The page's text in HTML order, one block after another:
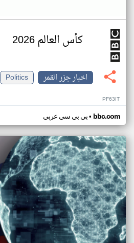
كأس العالم 2026
اخبار جزر القمر
Politics
PF63IT
بي بي سي عربي• bbc.com